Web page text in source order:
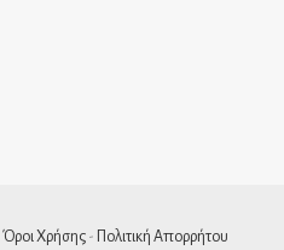
Όροι Χρήσης - Πολιτική Απορρήτου